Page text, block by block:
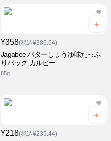
¥358(税込¥386.64)
Jagabee バターしょうゆ味たっぷ
りパック カルビー
85g
¥218(税込¥235.44)